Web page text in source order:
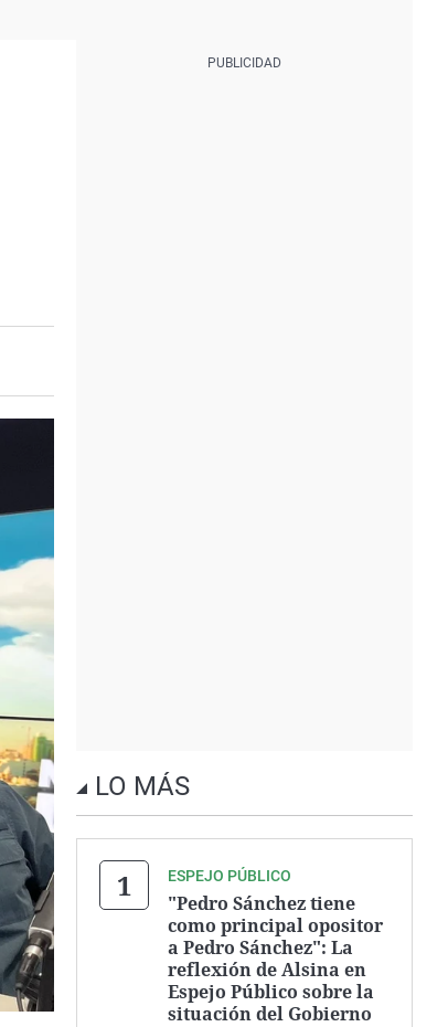
LO MÁS
ESPEJO PÚBLICO
"Pedro Sánchez tiene
como principal opositor
a Pedro Sánchez": La
reflexión de Alsina en
Espejo Público sobre la
situación del Gobierno